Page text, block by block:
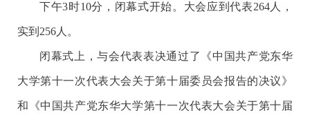
下午3时10分，闭幕式开始。大会应到代表264人，
实到256人。
闭幕式上，与会代表表决通过了《中国共产党东华
大学第十一次代表大会关于第十届委员会报告的决议》
和《中国共产党东华大学第十一次代表大会关于第十届